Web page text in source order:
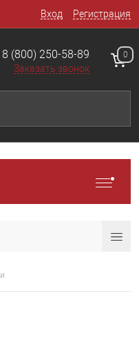
Вход Регистрация
8 (800) 250-58-89
Заказать звонок
0